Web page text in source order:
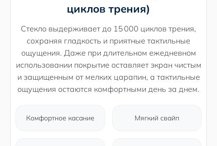
циклов трения)
Стекло выдерживает до 15 000 циклов трения,
сохраняя гладкость и приятные тактильные
ощущения. Даже при длительном ежедневном
использовании покрытие оставляет экран чистым
и защищенным от мелких царапин, а тактильные
ощущения остаются комфортными день за днем.
Комфортное касание Мягкий свайп